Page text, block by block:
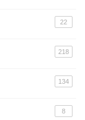
22
218
134
8